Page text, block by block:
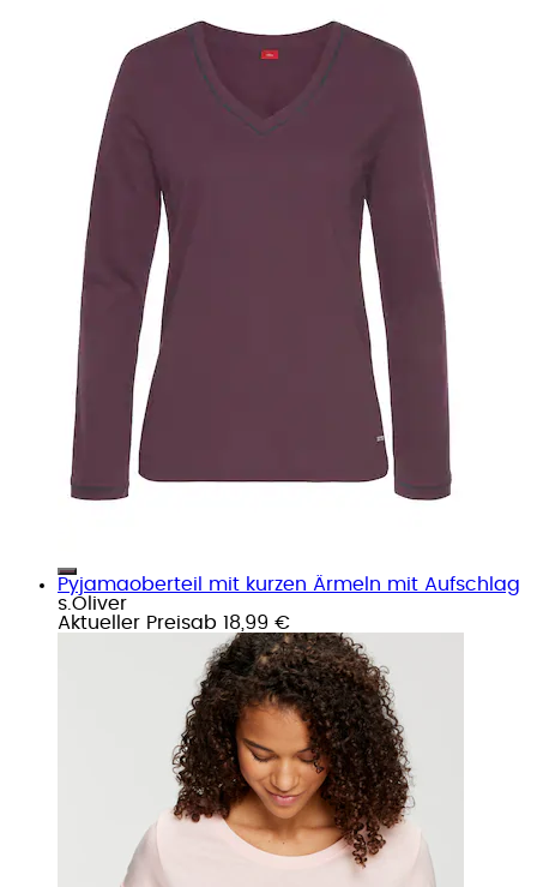
Pyjamaoberteil mit kurzen Ärmeln mit Aufschlag
s.Oliver
Aktueller Preisab 18,99 €